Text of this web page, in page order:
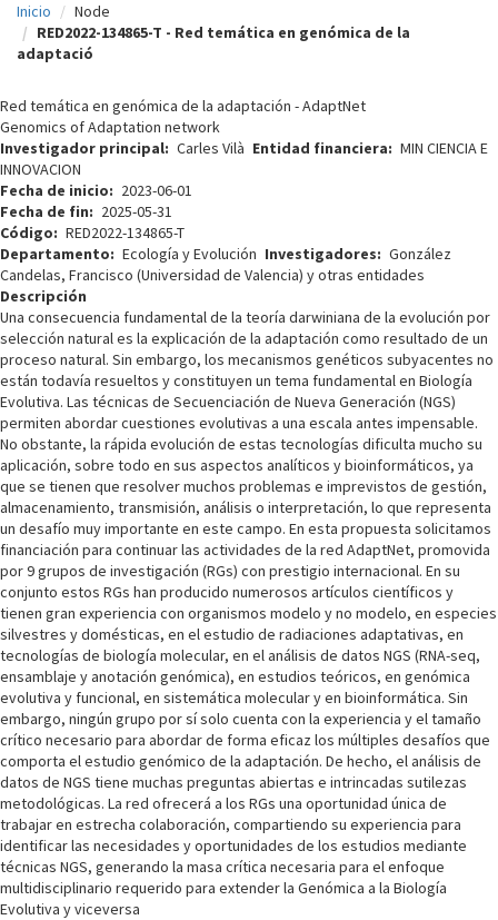
p
a
l
Inicio
Node
RED2022-134865-T - Red temática en genómica de la
adaptació
Red temática en genómica de la adaptación - AdaptNet
Genomics of Adaptation network
Investigador principal
Carles Vilà Entidad financiera
MIN CIENCIA E
INNOVACION
Fecha de inicio
2023-06-01
Fecha de fin
2025-05-31
Código
RED2022-134865-T
Departamento
Ecología y Evolución Investigadores
González
Candelas, Francisco (Universidad de Valencia) y otras entidades
Descripción
Una consecuencia fundamental de la teoría darwiniana de la evolución por
selección natural es la explicación de la adaptación como resultado de un
proceso natural. Sin embargo, los mecanismos genéticos subyacentes no
están todavía resueltos y constituyen un tema fundamental en Biología
Evolutiva. Las técnicas de Secuenciación de Nueva Generación (NGS)
permiten abordar cuestiones evolutivas a una escala antes impensable.
No obstante, la rápida evolución de estas tecnologías dificulta mucho su
aplicación, sobre todo en sus aspectos analíticos y bioinformáticos, ya
que se tienen que resolver muchos problemas e imprevistos de gestión,
almacenamiento, transmisión, análisis o interpretación, lo que representa
un desafío muy importante en este campo. En esta propuesta solicitamos
financiación para continuar las actividades de la red AdaptNet, promovida
por 9 grupos de investigación (RGs) con prestigio internacional. En su
conjunto estos RGs han producido numerosos artículos científicos y
tienen gran experiencia con organismos modelo y no modelo, en especies
silvestres y domésticas, en el estudio de radiaciones adaptativas, en
tecnologías de biología molecular, en el análisis de datos NGS (RNA-seq,
ensamblaje y anotación genómica), en estudios teóricos, en genómica
evolutiva y funcional, en sistemática molecular y en bioinformática. Sin
embargo, ningún grupo por sí solo cuenta con la experiencia y el tamaño
crítico necesario para abordar de forma eficaz los múltiples desafíos que
comporta el estudio genómico de la adaptación. De hecho, el análisis de
datos de NGS tiene muchas preguntas abiertas e intrincadas sutilezas
metodológicas. La red ofrecerá a los RGs una oportunidad única de
trabajar en estrecha colaboración, compartiendo su experiencia para
identificar las necesidades y oportunidades de los estudios mediante
técnicas NGS, generando la masa crítica necesaria para el enfoque
multidisciplinario requerido para extender la Genómica a la Biología
Evolutiva y viceversa